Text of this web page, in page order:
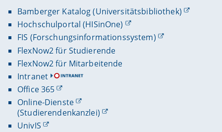
Bamberger Katalog (Universitätsbibliothek)
Hochschulportal (HISinOne)
FIS (Forschungsinformationssystem)
FlexNow2 für Studierende
FlexNow2 für Mitarbeitende
Intranet
Office 365
Online-Dienste
(Studierendenkanzlei)
UnivIS